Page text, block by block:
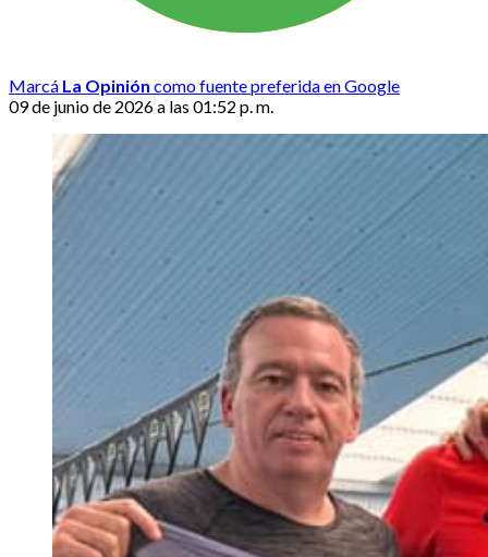
Marcá La Opinión como fuente preferida en Google
09 de junio de 2026 a las 01:52 p. m.